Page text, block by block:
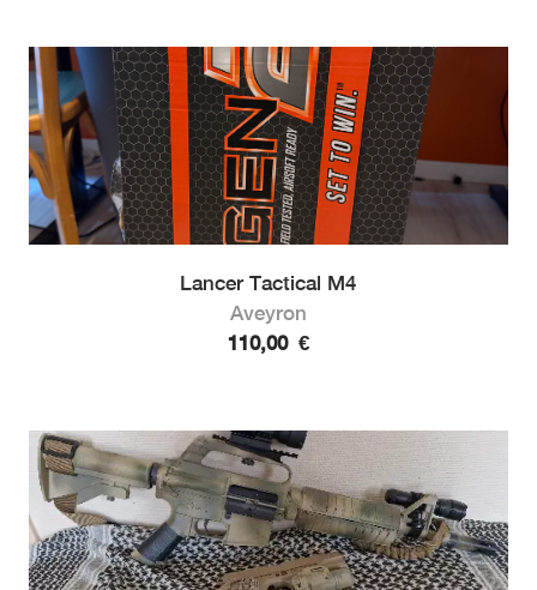
Lancer Tactical M4
Aveyron
110,00 €